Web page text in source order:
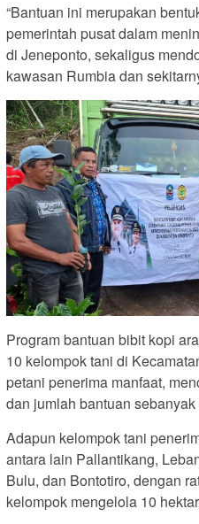
“Bantuan ini merupakan
pemerintah pusat dalam
di Jeneponto, sekaligus
kawasan Rumbia dan
Program bantuan bibit kopi
10 kelompok tani di
petani penerima manfaat,
dan jumlah bantuan
Adapun kelompok tani
antara lain Pallantikang,
Bulu, dan Bontotiro, dengan
kelompok mengelola 10